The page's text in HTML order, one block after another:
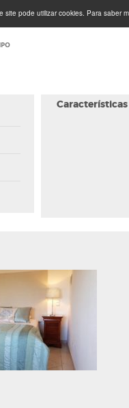
pode utilizar cookies. Para saber
Características